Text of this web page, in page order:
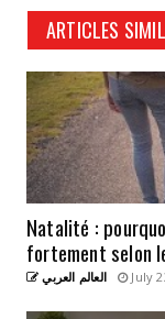
ARTICLES
Natalité :
fortement selon
العالم العربي July